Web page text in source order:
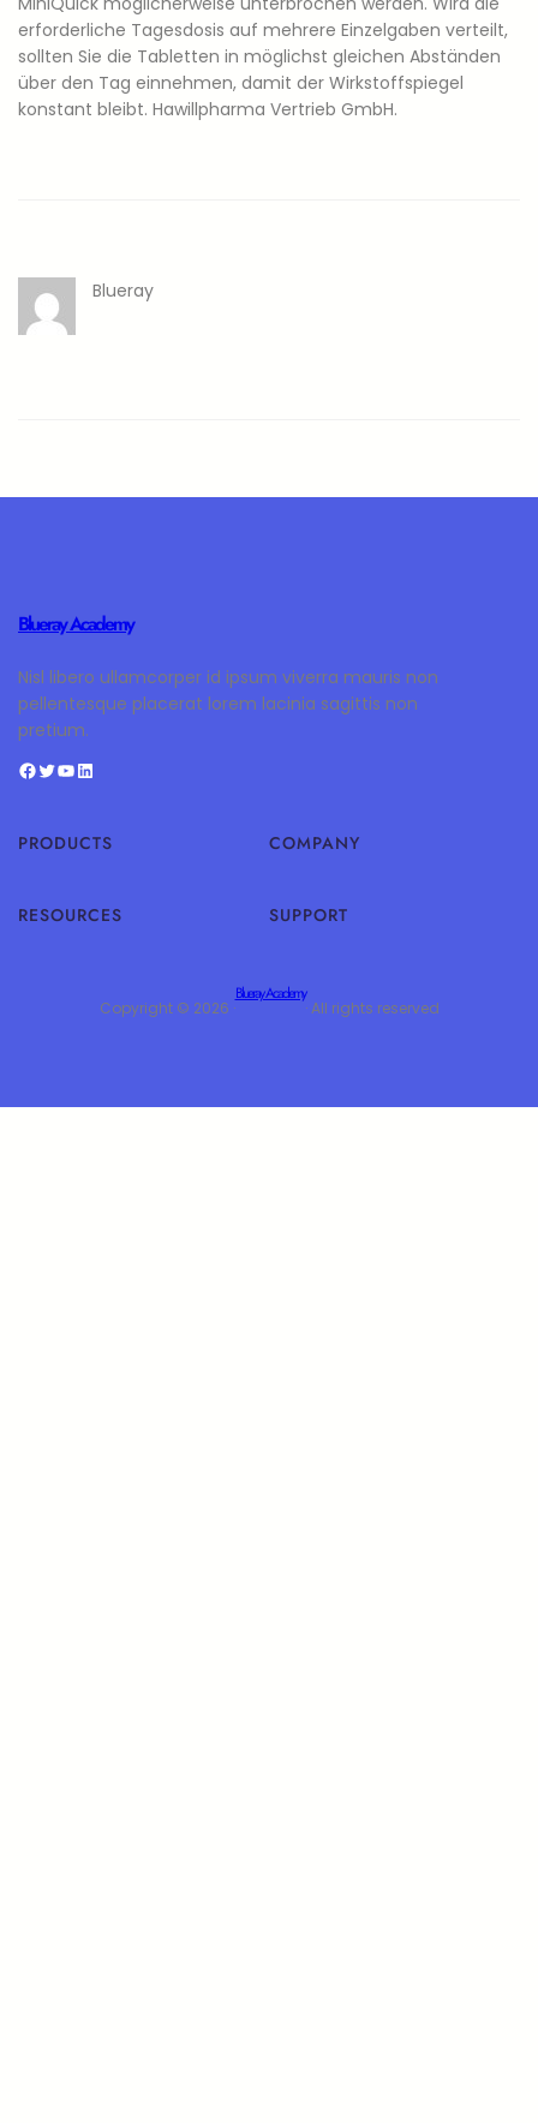
erforderliche Tagesdosis auf mehrere Einzelgaben verteilt,
sollten Sie die Tabletten in möglichst gleichen Abständen
über den Tag einnehmen, damit der Wirkstoffspiegel
konstant bleibt. Hawillpharma Vertrieb GmbH.
Blueray
Blueray Academy
Nisl libero ullamcorper id ipsum viverra mauris non
pellentesque placerat lorem lacinia sagittis non
pretium.
PRODUCTS COMPANY
RESOURCES SUPPORT
Copyright © 2026 ·
Blueray Academy
· All rights reserved